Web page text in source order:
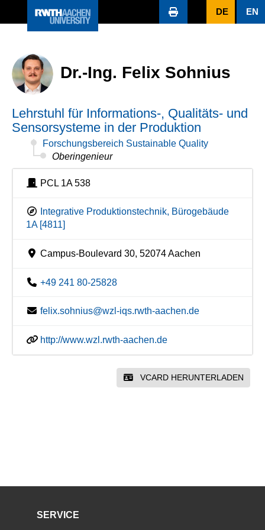
DE EN
Dr.-Ing. Felix Sohnius
Lehrstuhl für Informations-, Qualitäts- und
Sensorsysteme in der Produktion
Forschungsbereich Sustainable Quality
Oberingenieur
PCL 1A 538
Integrative Produktionstechnik, Bürogebäude
1A [4811]
Campus-Boulevard 30, 52074 Aachen
+49 241 80-25828
felix.sohnius@wzl-iqs.rwth-aachen.de
http://www.wzl.rwth-aachen.de
VCARD HERUNTERLADEN
SERVICE